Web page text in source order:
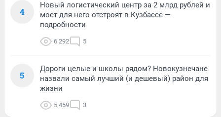
4
Новый логистический центр за 2 млрд рублей и
мост для него отстроят в Кузбассе —
подробности
6 292 5
5
Дороги целые и школы рядом? Новокузнечане
назвали самый лучший (и дешевый) район для
жизни
5 459 3